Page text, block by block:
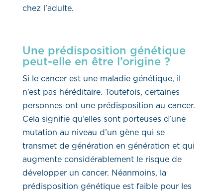
chez l’adulte.
Une prédisposition génétique
peut-elle en être l’origine ?
Si le cancer est une maladie génétique, il
n’est pas héréditaire. Toutefois, certaines
personnes ont une prédisposition au cancer.
Cela signifie qu’elles sont porteuses d’une
mutation au niveau d’un gène qui se
transmet de génération en génération et qui
augmente considérablement le risque de
développer un cancer. Néanmoins, la
prédisposition génétique est faible pour les